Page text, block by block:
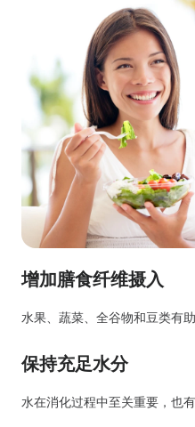
增加膳食纤维摄入
水果、蔬菜、全谷物和豆类有
保持充足水分
水在消化过程中至关重要，也